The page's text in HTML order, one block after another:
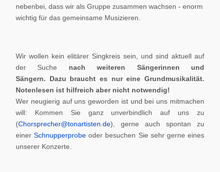
nebenbei, dass wir als Gruppe zusammen wachsen - enorm
wichtig für das gemeinsame Musizieren.
Wir wollen kein elitärer Singkreis sein, und sind aktuell auf
der Suche nach weiteren Sängerinnen und
Sängern. Dazu braucht es nur eine Grundmusikalität.
Notenlesen ist hilfreich aber nicht notwendig!
Wer neugierig auf uns geworden ist und bei uns mitmachen
will: Kommen Sie ganz unverbindlich auf uns zu
(Chorsprecher@tonartisten.de), gerne auch spontan zu
einerSchnupperprobe oder besuchen Sie sehr gerne eines
unserer Konzerte.